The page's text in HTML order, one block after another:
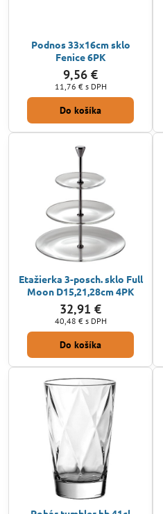
Podnos 33x16cm sklo
Fenice 6PK
9,56 €
11,76 € s DPH
Do košíka
Etažierka 3-posch. sklo Full
Moon D15,21,28cm 4PK
32,91 €
40,48 € s DPH
Do košíka